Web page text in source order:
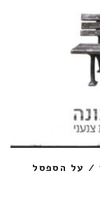
/ על הספסל